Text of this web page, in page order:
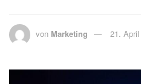
von Marketing 21.